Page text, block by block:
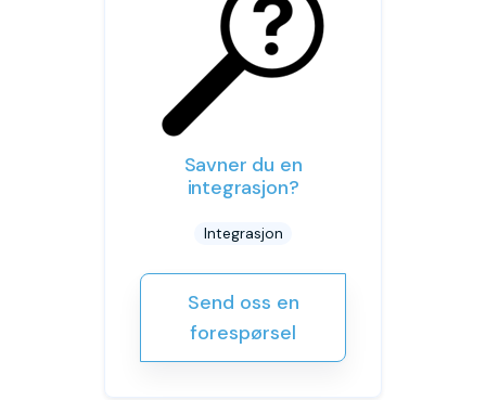
Savner du en
integrasjon?
Integrasjon
Send oss en
forespørsel